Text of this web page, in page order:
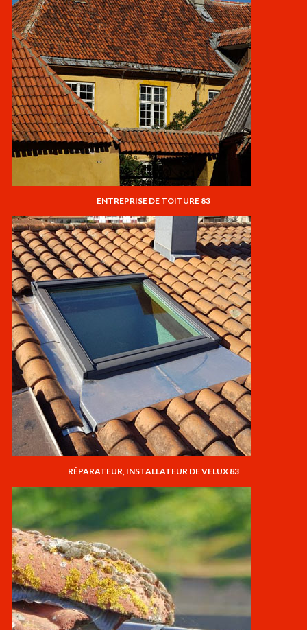
ENTREPRISE DE TOITURE 83
RÉPARATEUR, INSTALLATEUR DE VELUX 83